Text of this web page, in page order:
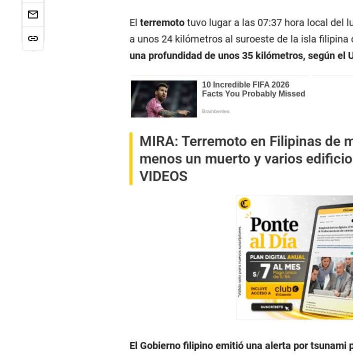
El terremoto tuvo lugar a las 07:37 hora local del
a unos 24 kilómetros al suroeste de la isla filipina
una profundidad de unos 35 kilómetros, según el
MIRA: Terremoto en Filipinas de
menos un muerto y varios
VIDEOS
El Gobierno filipino emitió una alerta por tsunami